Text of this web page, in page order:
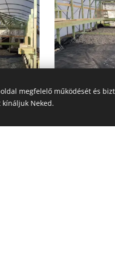
megfelelő működését és
Neked.